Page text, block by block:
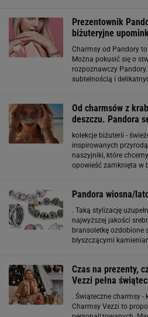
Prezentownik
biżuteryjne
Charmsy od Pandory
Można pokusić się o
rozpoznawczy
subtelnością i
Od charmsów z
deszczu. Pandora
kolekcje biżuterii -
inspirowanych
naszyjniki, które
opowieść zamknięta w
Pandora wiosna/
. Taką stylizację
najwyższej jakości
bransoletkę ozdobione
błyszczącymi
srebro
Czas na prezenty,
Vezzi pełna
. Świąteczne charmsy -
Charmsy Vezzi to